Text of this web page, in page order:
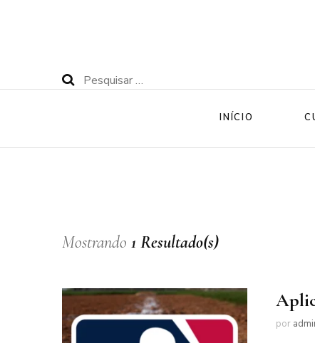
Pesquisar
INÍCIO
Mostrando 1 Resultado(s)
por